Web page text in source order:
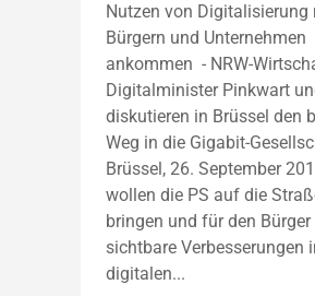
Nutzen von Digitalisierung
Bürgern und Unternehmen
ankommen - NRW-
Digitalminister Pinkwart
diskutieren in Brüssel den
Weg in die Gigabit-
Brüssel, 26. September
wollen die PS auf die
bringen und für den Bürger
sichtbare Verbesserungen
digitalen...